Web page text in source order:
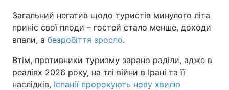
Загальний негатив щодо туристів минулого літа
приніс свої плоди – гостей стало менше, доходи
впали, а безробіття зросло.
Втім, противники туризму зарано раділи, адже в
реаліях 2026 року, на тлі війни в Ірані та її
наслідків, Іспанії пророкують нову хвилю